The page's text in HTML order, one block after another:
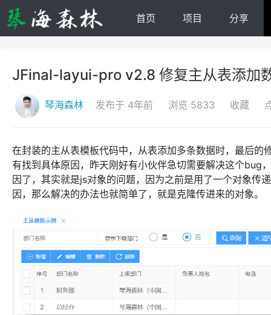
首页 项目 分享
JFinal-layui-pro v2.8 修复主从表添加
琴海森林 发布于 4年前 浏览 5833 收藏
在封装的主从表模板代码中，从表添加多条数据时，最后
有找到具体原因，昨天刚好有小伙伴急切需要解决这个bug
因了，其实就是js对象的问题，因为之前是用了一个对象传
因，那么解决的办法也就简单了，就是克隆传进来的对象。